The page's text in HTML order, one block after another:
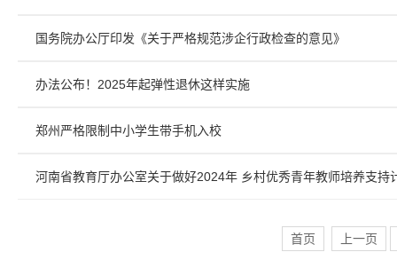
国务院办公厅印发《关于严格规范涉企行政检查的意见》
办法公布！2025年起弹性退休这样实施
郑州严格限制中小学生带手机入校
河南省教育厅办公室关于做好2024年 乡村优秀青年教师培养支持
首页 上一页